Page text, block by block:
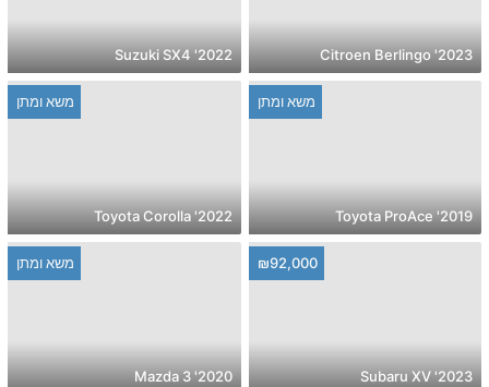
2023' Citroen Berlingo
2022' Suzuki SX4
משא ומתן
2019' Toyota ProAce
משא ומתן
2022' Toyota Corolla
₪92,000
2023' Subaru XV
משא ומתן
2020' Mazda 3